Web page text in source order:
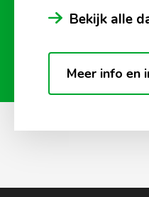
Bekijk alle
Meer info en